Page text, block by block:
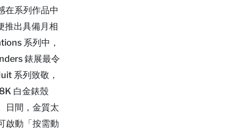
在系列作品中
推出具備月相
系列中，
錶展最令
系列致敬，
白金錶殼
日間，金質太
啟動「按需動